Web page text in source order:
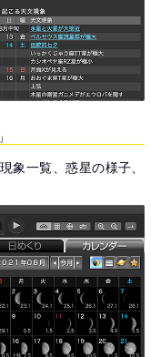
象一覧、惑星の様子、